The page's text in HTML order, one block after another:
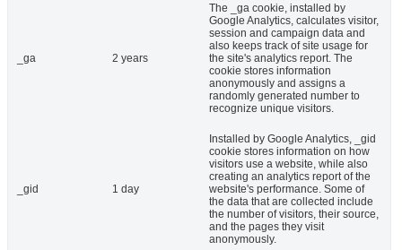
_ga 2 years
The _ga cookie, installed by
Google Analytics, calculates visitor,
session and campaign data and
also keeps track of site usage for
the site's analytics report. The
cookie stores information
anonymously and assigns a
randomly generated number to
recognize unique visitors.
_gid 1 day
Installed by Google Analytics, _gid
cookie stores information on how
visitors use a website, while also
creating an analytics report of the
website's performance. Some of
the data that are collected include
the number of visitors, their source,
and the pages they visit
anonymously.